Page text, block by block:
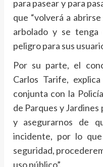
para pasear y para
que “volverá a
arbolado y se
peligro para sus
Por su parte, el
Carlos Tarife,
conjunta con la
de Parques y
y asegurarnos de
incidente, por lo
seguridad,
uso público”.